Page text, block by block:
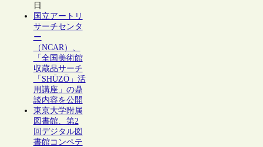
日
国立アートリ
サーチセンタ
ー
（NCAR）、
「全国美術館
収蔵品サーチ
「SHŪZŌ」活
用講座」の鼎
談内容を公開
東京大学附属
図書館、第2
回デジタル図
書館コンペテ